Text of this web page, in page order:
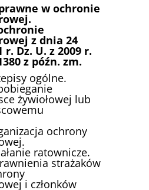
w ochronie
z dnia 24
Dz. U. z 2009 r.
z późn. zm.
ogólne.
żywiołowej lub
ochrony
ratownicze.
strażaków
i członków